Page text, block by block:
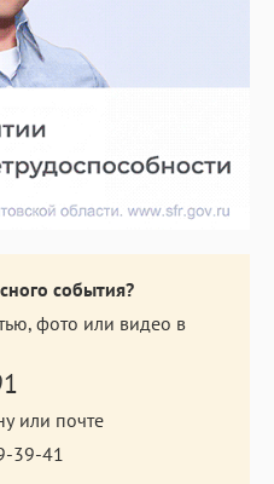
события?
фото или видео в
или почте
39-41